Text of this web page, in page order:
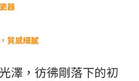
器
質感細膩
澤，彷彿剛落下的初